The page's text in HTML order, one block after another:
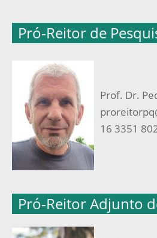
Pró-Reitor de
Prof. Dr.
proreitor
16 3351
Pró-Reitor Adjunto